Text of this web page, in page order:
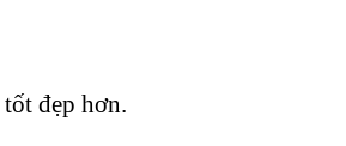
đẹp hơn.